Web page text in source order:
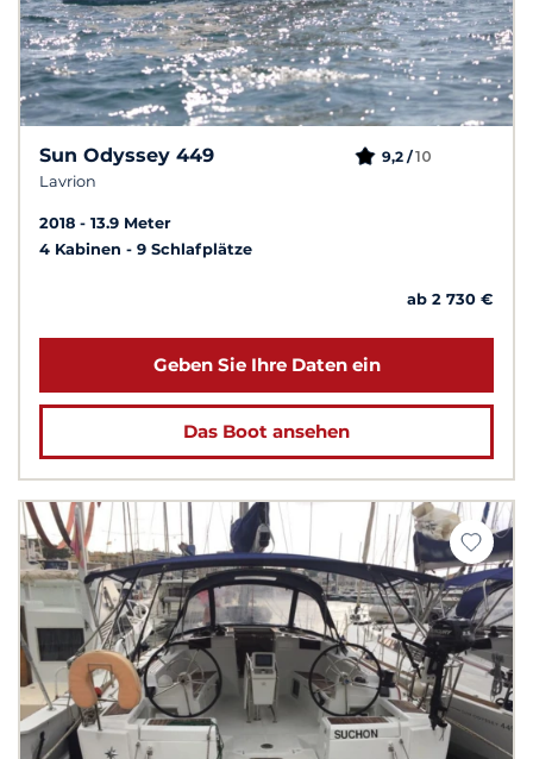
Sun Odyssey 449
Lavrion
9,2 /10
2018
13.9 Meter
4 Kabinen
9 Schlafplätze
ab 2 730 €
Geben Sie Ihre Daten ein
Das Boot ansehen